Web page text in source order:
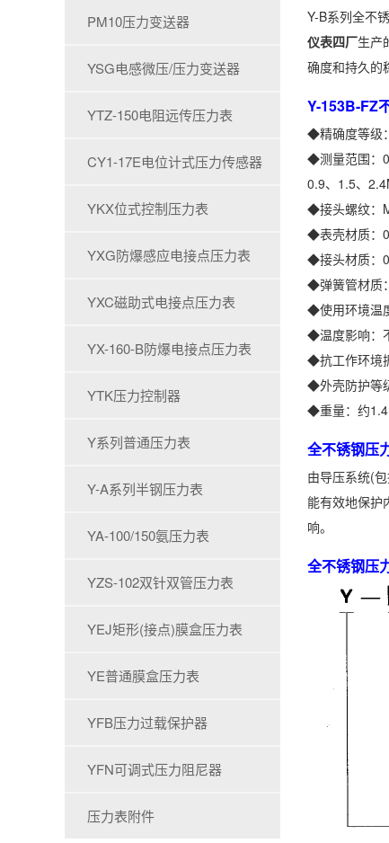
PM10压力变送器
YSG电感微压/压力变送器
YTZ-150电阻远传压力表
CY1-17E电位计式压力传感器
YKX位式控制压力表
YXG防爆感应电接点压力表
YXC磁助式电接点压力表
YX-160-B防爆电接点压力表
YTK压力控制器
Y系列普通压力表
Y-A系列半钢压力表
YA-100/150氨压力表
YZS-102双针双管压力表
YEJ矩形(接点)膜盒压力表
YE普通膜盒压力表
YFB压力过载保护器
YFN可调式压力阻尼器
压力表附件
Y-B系列全不
仪表四厂生产
确度和持久的
Y-153B-FZ
◆精确度等级
◆测量范围：
0.9、1.5、
◆接头螺纹：
◆表壳材质：
◆接头材质：
◆弹簧管材质
◆使用环境温
◆温度影响：
◆抗工作环境
◆外壳防护等
◆重量：约
全不锈钢压
由导压系统(
能有效地保护
响。
全不锈钢压